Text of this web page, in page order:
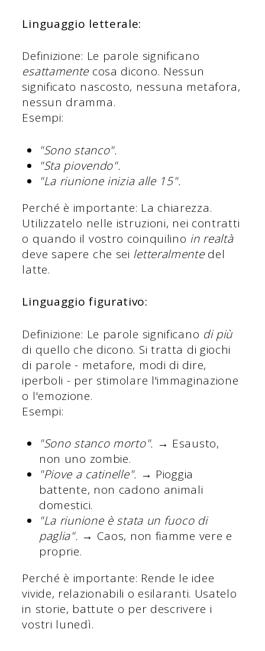
Linguaggio letterale:
Definizione: Le parole significano
esattamente cosa dicono. Nessun
significato nascosto, nessuna metafora,
nessun dramma.
Esempi:
"Sono stanco".
"Sta piovendo".
"La riunione inizia alle 15".
Perché è importante: La chiarezza.
Utilizzatelo nelle istruzioni, nei contratti
o quando il vostro coinquilino in realtà
deve sapere che sei letteralmentedel
latte.
Linguaggio figurativo:
Definizione: Le parole significano di più
di quello che dicono. Si tratta di giochi
di parole - metafore, modi di dire,
iperboli - per stimolare l'immaginazione
o l'emozione.
Esempi:
"Sono stanco morto". → Esausto,
non uno zombie.
"Piove a catinelle". → Pioggia
battente, non cadono animali
domestici.
"La riunione è stata un fuoco di
paglia". → Caos, non fiamme vere e
proprie.
Perché è importante: Rende le idee
vivide, relazionabili o esilaranti. Usatelo
in storie, battute o per descrivere i
vostri lunedì.